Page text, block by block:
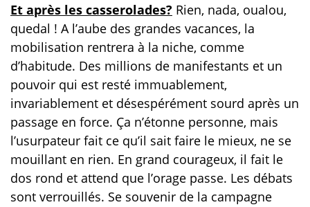
Et après les casserolades? Rien, nada, oualou,
quedal ! A l’aube des grandes vacances, la
mobilisation rentrera à la niche, comme
d’habitude. Des millions de manifestants et un
pouvoir qui est resté immuablement,
invariablement et désespérément sourd après un
passage en force. Ça n’étonne personne, mais
l’usurpateur fait ce qu’il sait faire le mieux, ne se
mouillant en rien. En grand courageux, il fait le
dos rond et attend que l’orage passe. Les débats
sont verrouillés. Se souvenir de la campagne